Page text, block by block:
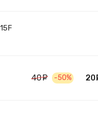
40 руб.
-50% 20